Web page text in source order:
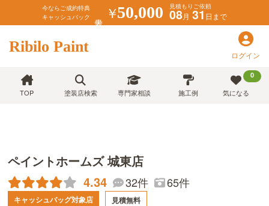
今ならご成約特典
キャッシュバック
￥50,000 見積もりご依頼
08月 31日まで
Ribilo Paint ログイン
TOP 塗装店検索 専門家相談 施工例
0
気になる
ペイントホームズ 城東店
4.34 32件 65件
キャッシュバッグ対象店 見積無料